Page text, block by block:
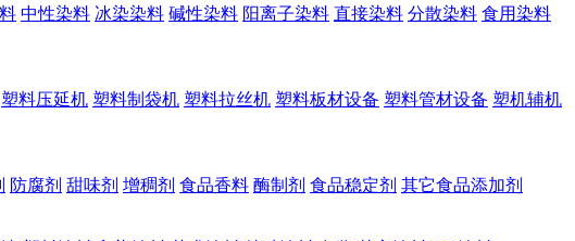
中性染料 冰染染料 碱性染料 阳离子染料 直接染料 分散染料 食用染料
塑料压延机 塑料制袋机 塑料拉丝机 塑料板材设备 塑料管材设备 塑机辅机
防腐剂 甜味剂 增稠剂 食品香料 酶制剂 食品稳定剂 其它食品添加剂